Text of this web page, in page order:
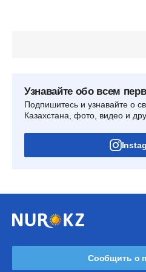
Узнавайте обо всем
Подпишитесь и узнавайте о
Казахстана, фото, видео и
Сообщить о